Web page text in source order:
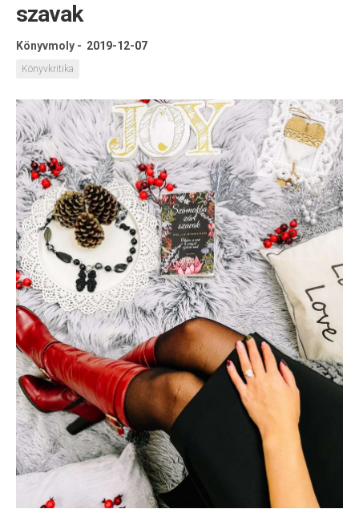
szavak
Könyvmoly - 2019-12-07
Könyvkritika